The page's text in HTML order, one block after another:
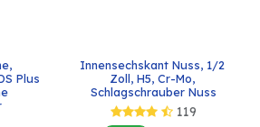
Plus
Innensechskant Nuss, 1/2
Zoll, H5, Cr-Mo,
Schlagschrauber Nuss
119